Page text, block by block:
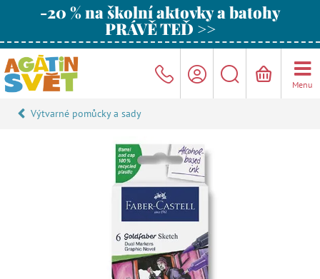
-20 % na školní aktovky a batohy
PRÁVĚ TEĎ >>
Menu
Výtvarné pomůcky a sady